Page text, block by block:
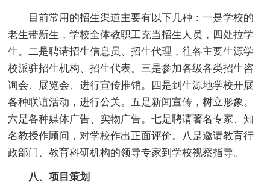
目前常用的招生渠道主要有以下几种：一是学校的
老生带新生，学校全体教职工充当招生人员，四处拉学
生。二是聘请招生信息员、招生代理，往各主要生源学
校派驻招生机构、招生代表。三是参加各级各类招生咨
询会、展览会、进行宣传推销。四是到生源地学校开展
各种联谊活动，进行公关。五是新闻宣传，树立形象。
六是各种媒体广告、实物广告。七是聘请著名专家、知
名教授作顾问，对学校作出正面评价。八是邀请教育行
政部门、教育科研机构的领导专家到学校视察指导。
八、项目策划